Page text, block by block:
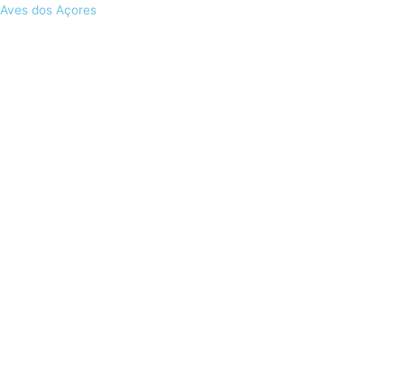
Skip
Aves dos Açores